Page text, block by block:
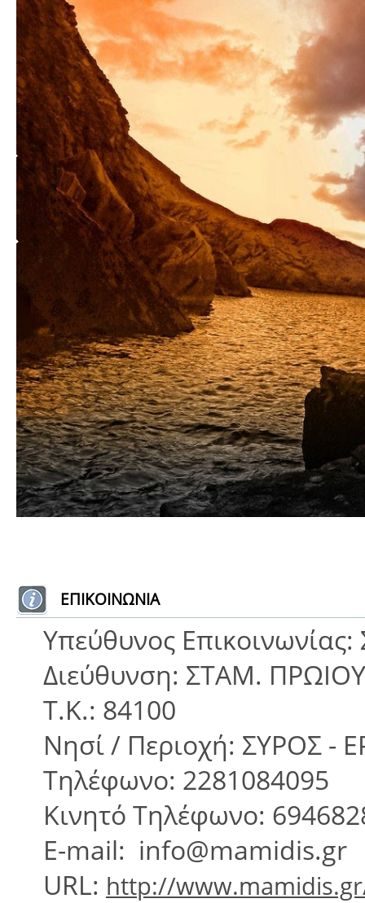
ΕΠΙΚΟΙΝΩΝΙΑ
Υπεύθυνος
Διεύθυνση: ΣΤΑΜ.
Τ.Κ.: 84100
Νησί / Περιοχή: ΣΥΡΟΣ
Τηλέφωνο: 2281084095
Κινητό Τηλέφωνο:
E-mail: info@mamidis.gr
URL: http://